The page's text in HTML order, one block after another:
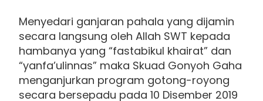
Menyedari ganjaran pahala yang dijamin
secara langsung oleh Allah SWT kepada
hambanya yang “fastabikul khairat” dan
“yanfa’ulinnas” maka Skuad Gonyoh Gaha
menganjurkan program gotong-royong
secara bersepadu pada 10 Disember 2019